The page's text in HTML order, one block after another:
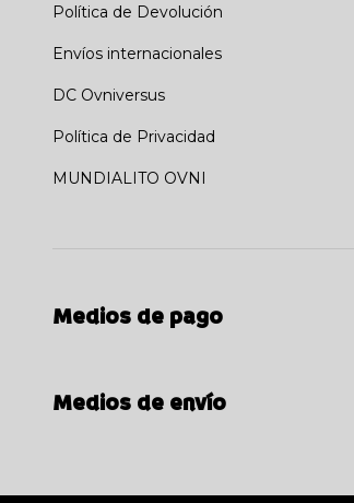
Política de Devolución
Envíos internacionales
DC Ovniversus
Política de Privacidad
MUNDIALITO OVNI
Medios de pago
Medios de envío